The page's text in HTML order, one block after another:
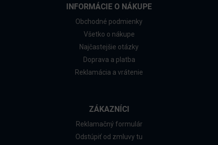
INFORMÁCIE O NÁKUPE
Obchodné podmienky
Všetko o nákupe
Najčastejšie otázky
Doprava a platba
Reklamácia a vrátenie
ZÁKAZNÍCI
Reklamačný formulár
Odstúpiť od zmluvy tu